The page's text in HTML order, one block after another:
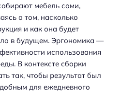
мебель сами,
о том, насколько
и как она будет
в будущем. Эргономика —
использования
В контексте сборки
так, чтобы результат был
для ежедневного